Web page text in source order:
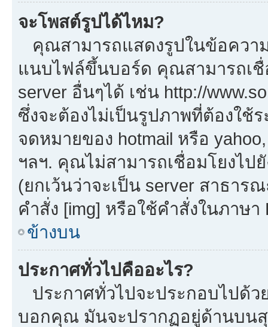
จะโพสต์รูปได้ไหม?
คุณสามารถแสดงรูปในข้อควา
แนบไฟล์ขึ้นบอร์ด คุณสามารถเชื่
server อื่นๆได้ เช่น http://
ซึ่งจะต้องไม่เป็นรูปภาพที่ต้องใช้
จดหมายของ hotmail หรือ
ฯลฯ. คุณไม่สามารถเชื่อมโยงไป
(ยกเว้นว่าจะเป็น server สาธาร
คำสั่ง [img] หรือใช้คำสั่งในภาษ
ข้างบน
ประกาศทั่วไปคืออะไร?
ประกาศทั่วไปจะประกอบไปด้
บอกคุณ มันจะปรากฏอยู่ด้านบน